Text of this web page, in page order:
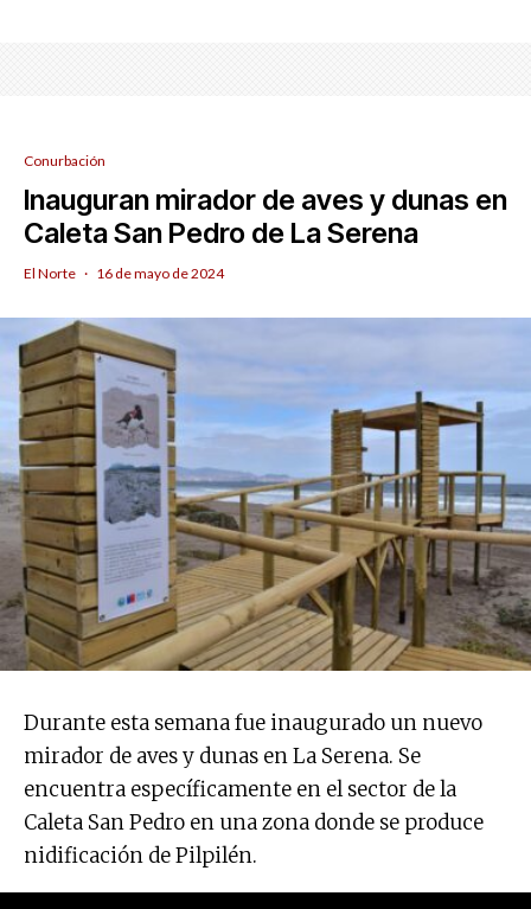
Conurbación
Inauguran mirador de aves y dunas en
Caleta San Pedro de La Serena
El Norte · 16 de mayo de 2024
Durante esta semana fue inaugurado un nuevo
mirador de aves y dunas en La Serena. Se
encuentra específicamente en el sector de la
Caleta San Pedro en una zona donde se produce
nidificación de Pilpilén.